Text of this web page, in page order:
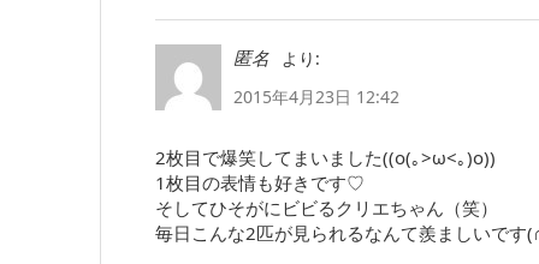
匿名
より:
2015年4月23日 12:42
2枚目で爆笑してまいました((o(｡>ω<｡)o))
1枚目の表情も好きです♡
そしてひそがにビビるクリエちゃん（笑）
毎日こんな2匹が見られるなんて羨ましいです